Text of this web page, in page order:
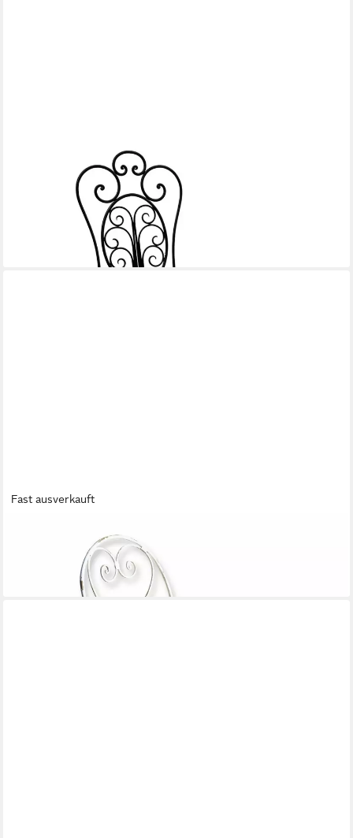
MARRAKESCH ORIENT & MEDITERRAN INTERIOR
Gartenstuhl Mediterraner Gartenstuhl Cordoba Handarbeit aus
Eisen Schwarz 105 cm (1 St), Handarbeit
UVP167,00 €
lieferbar - in 3-4 Werktagen bei dir
Fast ausverkauft
Gartenstuhl Stuhl Aube antikweiß
lieferbar - in 4-5 Werktagen bei dir